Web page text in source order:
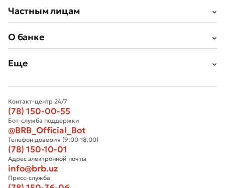
Частным лицам
О банке
Еще
Контакт-центр 24/7
(78) 150-00-55
Бот-служба поддержки
@BRB_Official_Bot
Телефон доверия (9:00-18:00)
(78) 150-10-01
Адрес электронной почты
info@brb.uz
Пресс-служба